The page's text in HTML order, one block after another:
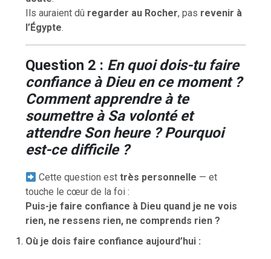
Ils auraient dû regarder au Rocher, pas revenir à
l’Égypte.
Question 2 : En quoi dois-tu faire
confiance à Dieu en ce moment ?
Comment apprendre à te
soumettre à Sa volonté et
attendre Son heure ? Pourquoi
est-ce difficile ?
Cette question esttrès personnelle — et
touche le cœur de la foi :
Puis-je faire confiance à Dieu quand je ne vois
rien, ne ressens rien, ne comprends rien ?
Où je dois faire confiance aujourd’hui :